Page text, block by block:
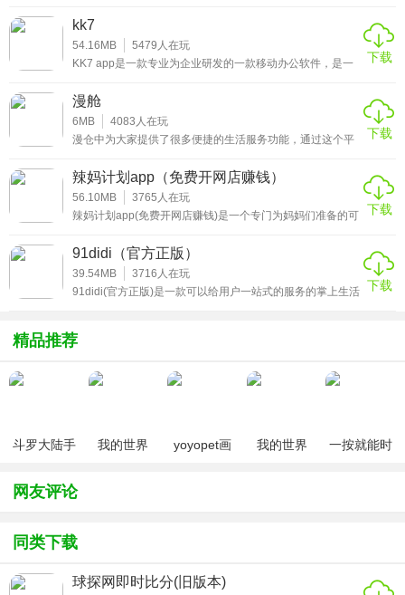
源。
2、沉浸式智能看房体验
整合VR全景看房、视频讲房及直播看房功能。用户可720°无
死角查看房屋细节，搭配经纪人专业解说，实现远程高效看
房。AI智能匹配系统根据用户行为推荐契合房源。
3、全流程交易风控体系
构建签约前产权核查、交易中资金银行存管、过户后物业交
割的闭环保障。推出十大安心服务承诺，如房屋筛查、资金
损失先行赔付等，系统性降低房产交易风险。
4、经纪人即时响应网络
连接超10万名经职业认证的经纪人，用户可通过IM系统秒级
制保障服务质量，实现专业咨询的即时触达。
提供小区历史成交价走势图、区域房源热度地图、税费计算
制定购房决策，提升价格谈判与时机判断能力。
应用优势
1、信息透明度行业标杆
软件来记录各种生活琐事和职业流程。并且它的功能非常的
丰富且其强大，非常注重用户的隐私保护，小伙伴们不用担
心自己的私人信息被泄露的问题哟!喜欢的朋友欢迎来下载哟!
kk7
54.16MB 5479 人在玩
KK7 app是一款专业为企业研发的一款移动办公软件，是一
录，方便企业内部员工的沟通，提高办事效率，为企业节省
人力成本和时间效率，还提供了工作台，企业公众号等许多
的功能服务，企业也可以在此软件组织专属于的组织架构，
方便员工快速查找，让沟通更便捷，是一款帮助企业用户更
下载
漫舱
6MB 4083 人在玩
漫仓中为大家提供了很多便捷的生活服务功能，通过这个平
样可以免费获取到曝光，其他的用户看到了之后，如果觉得
有用的东西就会进行购买，让大家可以很好的去运用好自己
的闲置，不会造成浪费的情况。而且在里面购买也非常的便
宜，又可以实现正常的使用。
下载
辣妈计划app（免费开网店赚钱）
56.10MB 3765 人在玩
辣妈计划app(免费开网店赚钱)是一个专门为妈妈们准备的可
妈们还可以在这里自由的交流，把你的烦恼和育儿心得统统
都说出来。感兴趣的小伙伴来辣妈计划免费开店app官方正
版下载!
下载
91didi（官方正版）
39.54MB 3716 人在玩
91didi(官方正版)是一款可以给用户一站式的服务的掌上生活
小伙伴欢迎来91didi安卓iOSapp正版下载体验!
下载
精品推荐
斗罗大陆手
限钻石
我的世界
yoyopet画
我的世界
一按就能时
网友评论
同类下载
球探网即时比分(旧版本)